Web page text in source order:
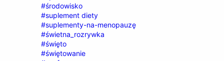
#środowisko
#suplement diety
#suplementy-na-menopauzę
#świetna_rozrywka
#święto
#świętowanie